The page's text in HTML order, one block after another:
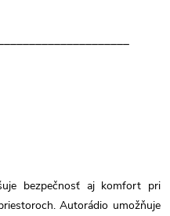
bezpečnosť aj komfort pri
Autorádio umožňuje